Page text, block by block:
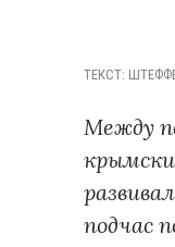
ТЕКСТ:
Между
подчас